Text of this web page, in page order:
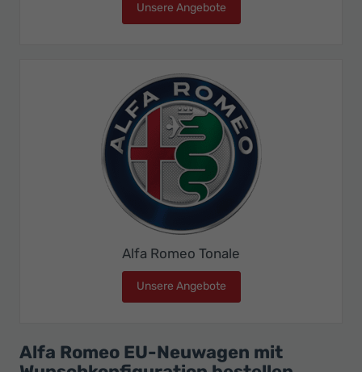
Unsere Angebote
Alfa Romeo Tonale
Unsere Angebote
Alfa Romeo EU-Neuwagen mit